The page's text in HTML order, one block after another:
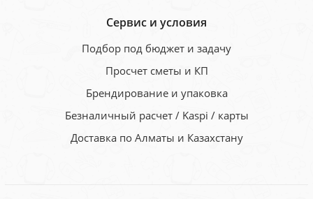
Сервис и условия
Подбор под бюджет и задачу
Просчет сметы и КП
Брендирование и упаковка
Безналичный расчет / Kaspi / карты
Доставка по Алматы и Казахстану